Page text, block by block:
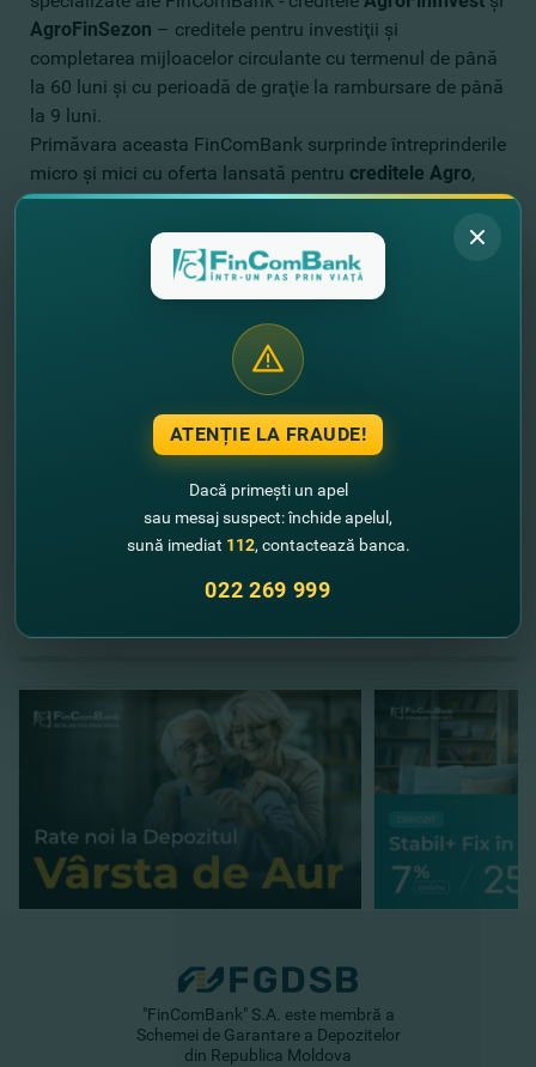
AgroFinSezon – creditele pentru investiţii şi
completarea mijloacelor circulante cu termenul de până
la 60 luni şi cu perioadă de graţie la rambursare de până
la 9 luni.
Primăvara aceasta FinComBank surprinde întreprinderile
micro şi mici cu oferta lansată pentru creditele Agro,
care pot fi luate cu comision: 0% la examinarea cererii,
0% la acordarea şi 0% la rambursarea anticipată, în
scopul stimulării dezvoltării stabile a afacerilor clienţilor.
Astfel, clienţii pot beneficia de credite de până la
chiar până la 1 100 000 lei. Termenul creditelor pentru
investiţii în agricultură – până la 60 luni. Totodată,
banca oferă resurse creditare pentru finanţarea nevoilor
personale ale persoanelor fizice, care desfăşoară
activitatea de antreprenoriat, în suma de până la
//
"FinComBank" S.A. este membră a
Schemei de Garantare a Depozitelor
din Republica Moldova
ATENȚIE LA FRAUDE!
Dacă primești un apel
sau mesaj suspect: închide apelul,
sună imediat 112, contactează banca.
022 269 999